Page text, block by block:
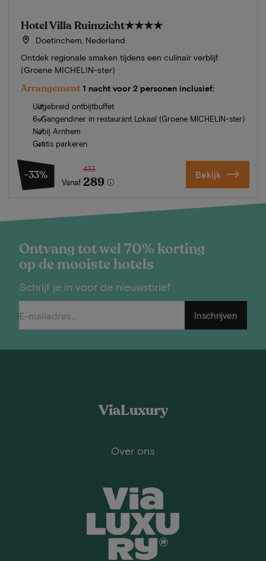
Hotel Villa Ruimzicht★★★★
Doetinchem, Nederland
Ontdek regionale smaken tijdens een culinair verblijf
(Groene MICHELIN-ster)
Arrangement 1 nacht voor 2 personen inclusief:
Uitgebreid ontbijtbuffet
6-Gangendiner in restaurant Lokaal (Groene MICHELIN-ster)
Nabij Arnhem
Gratis parkeren
-33%
Vanaf
433
289 Bekijk
Ontvang tot wel 70% korting
op de mooiste hotels
Schrijf je in voor de nieuwsbrief
Inschrijven
ViaLuxury
Over ons